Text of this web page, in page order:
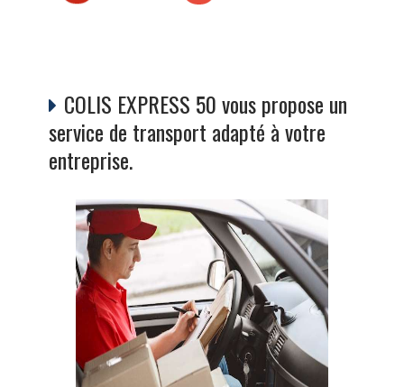
COLIS EXPRESS 50 vous propose un
service de transport adapté à votre
entreprise.